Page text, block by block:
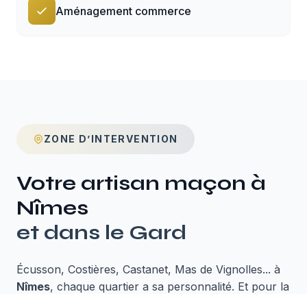
Aménagement commerce
ZONE D’INTERVENTION
Votre artisan maçon à
Nîmes
et dans le Gard
Écusson, Costières, Castanet, Mas de Vignolles... à
Nîmes, chaque quartier a sa personnalité. Et pour la